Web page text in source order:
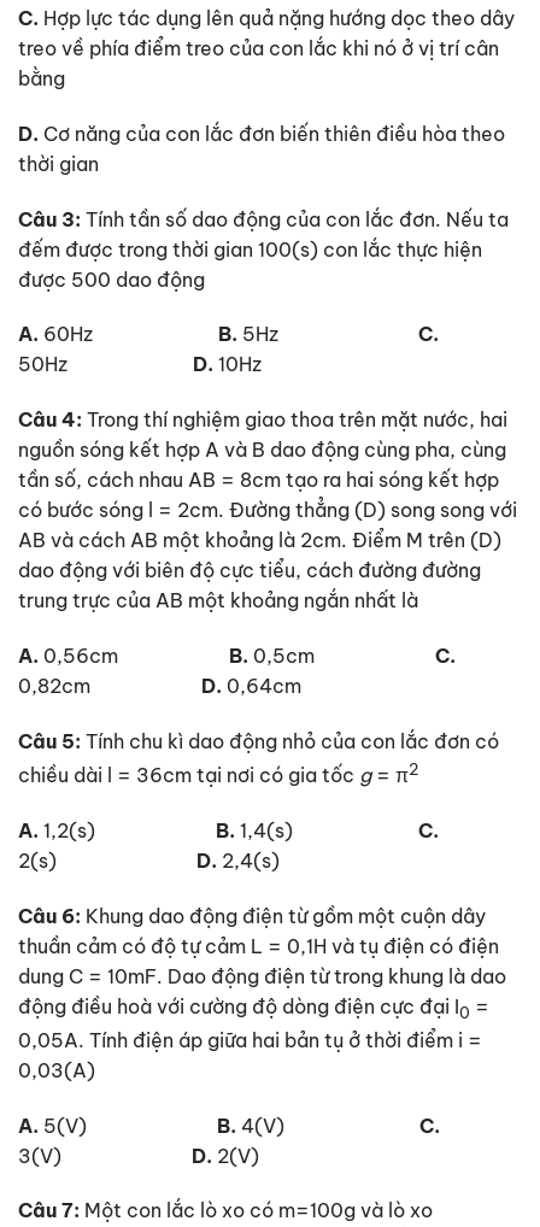
C. Hợp lực tác dụng lên quả nặng hướng dọc theo dây
treo về phía điểm treo của con lắc khi nó ở vị trí cân
bằng
D. Cơ năng của con lắc đơn biến thiên điều hòa theo
thời gian
Câu 3: Tính tần số dao động của con lắc đơn. Nếu ta
đếm được trong thời gian 100(s) con lắc thực hiện
được 500 dao động
A. 60Hz B. 5Hz C.
50Hz D. 10Hz
Câu 4: Trong thí nghiệm giao thoa trên mặt nước, hai
nguồn sóng kết hợp A và B dao động cùng pha, cùng
tần số, cách nhau AB = 8cm tạo ra hai sóng kết hợp
có bước sóng l = 2cm. Đường thẳng (D) song song với
AB và cách AB một khoảng là 2cm. Điểm M trên (D)
dao động với biên độ cực tiểu, cách đường đường
trung trực của AB một khoảng ngắn nhất là
A. 0,56cm B. 0,5cm C.
0,82cm D. 0,64cm
Câu 5: Tính chu kì dao động nhỏ của con lắc đơn có
chiều dài l = 36cm tại nơi có gia tốc g= π2
A. 1,2(s) B. 1,4(s) C.
2(s) D. 2,4(s)
Câu 6: Khung dao động điện từ gồm một cuộn dây
thuần cảm có độ tự cảm L = 0,1H và tụ điện có điện
dung C = 10mF. Dao động điện từ trong khung là dao
động điều hoà với cường độ dòng điện cực đại I0 =
0,05A. Tính điện áp giữa hai bản tụ ở thời điểm i =
0,03(A)
A. 5(V) B. 4(V) C.
3(V) D. 2(V)
Câu 7: Một con lắc lò xo có m=100g và lò xo